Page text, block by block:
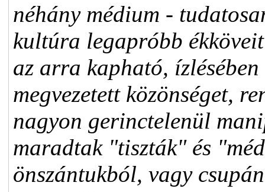
néhány médium -
kultúra legapróbb
az arra kapható,
megvezetett közönséget,
nagyon gerinctelenül
maradtak "tiszták" és
önszántukból, vagy